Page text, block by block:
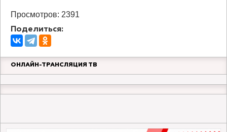
Просмотров: 2391
Поделиться:
ОНЛАЙН-ТРАНСЛЯЦИЯ ТВ